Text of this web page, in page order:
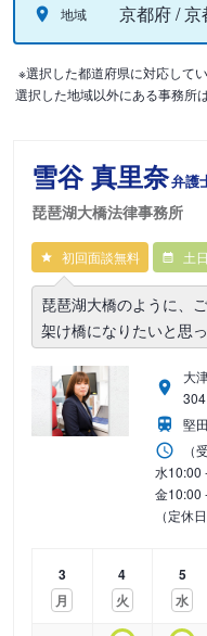
地域 京都府 /
※選択した都道府県に対応して
選択した地域以外にある事務所
雪谷 真里奈弁護
琵琶湖大橋法律事務所
初回面談無料 土
琵琶湖大橋のように、
架け橋になりたいと思っ
大
304
堅
（
水10:00
金10:00
（定休
3
月
4
火
5
水